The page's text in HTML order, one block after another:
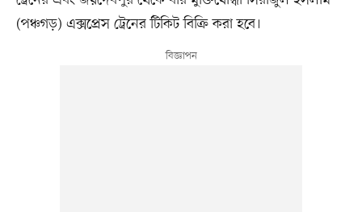
(পঞ্চগড়) এক্সপ্রেস ট্রেনের টিকিট বিক্রি করা হবে।